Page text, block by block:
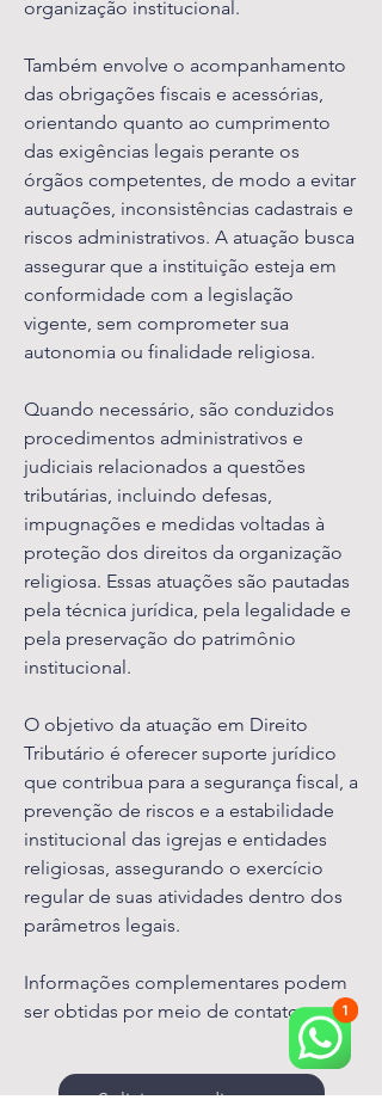
organização institucional.
Também envolve o acompanhamento
das obrigações fiscais e acessórias,
orientando quanto ao cumprimento
das exigências legais perante os
órgãos competentes, de modo a evitar
autuações, inconsistências cadastrais e
riscos administrativos. A atuação busca
assegurar que a instituição esteja em
conformidade com a legislação
vigente, sem comprometer sua
autonomia ou finalidade religiosa.
Quando necessário, são conduzidos
procedimentos administrativos e
judiciais relacionados a questões
tributárias, incluindo defesas,
impugnações e medidas voltadas à
proteção dos direitos da organização
religiosa. Essas atuações são pautadas
pela técnica jurídica, pela legalidade e
pela preservação do patrimônio
institucional.
O objetivo da atuação em Direito
Tributário é oferecer suporte jurídico
que contribua para a segurança fiscal, a
prevenção de riscos e a estabilidade
institucional das igrejas e entidades
religiosas, assegurando o exercício
regular de suas atividades dentro dos
parâmetros legais.
Informações complementares podem
ser obtidas por meio de contato.
Solicitar atendimento